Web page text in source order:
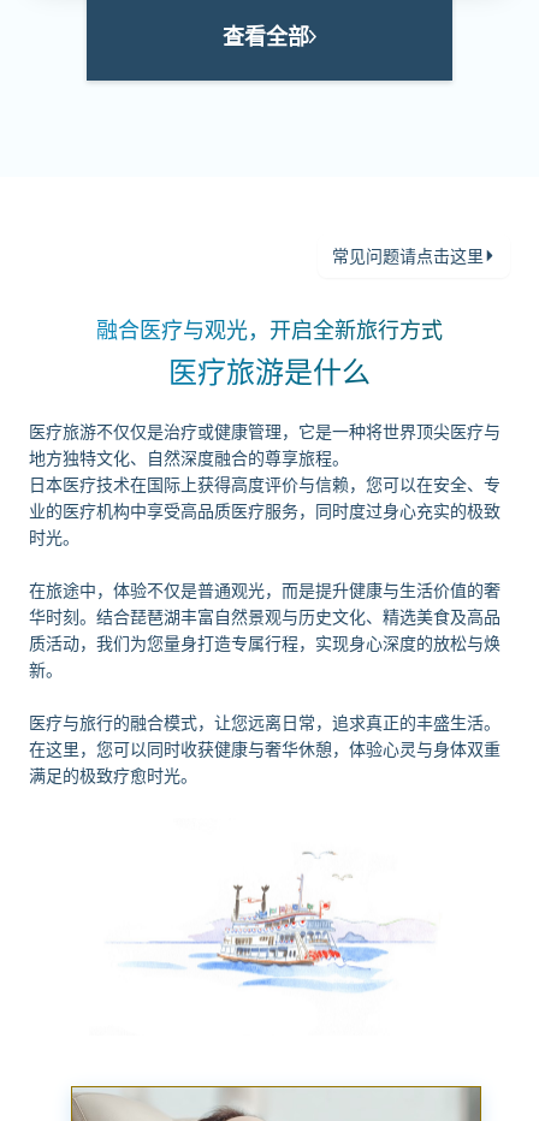
查看全部
常见问题请点击这里
融合医疗与观光，开启全新旅行方式
医疗旅游是什么
医疗旅游不仅仅是治疗或健康管理，它是一种将世界顶尖医疗与
地方独特文化、自然深度融合的尊享旅程。
日本医疗技术在国际上获得高度评价与信赖，您可以在安全、专
业的医疗机构中享受高品质医疗服务，同时度过身心充实的极致
时光。
在旅途中，体验不仅是普通观光，而是提升健康与生活价值的奢
华时刻。结合琵琶湖丰富自然景观与历史文化、精选美食及高品
质活动，我们为您量身打造专属行程，实现身心深度的放松与焕
新。
医疗与旅行的融合模式，让您远离日常，追求真正的丰盛生活。
在这里，您可以同时收获健康与奢华休憩，体验心灵与身体双重
满足的极致疗愈时光。